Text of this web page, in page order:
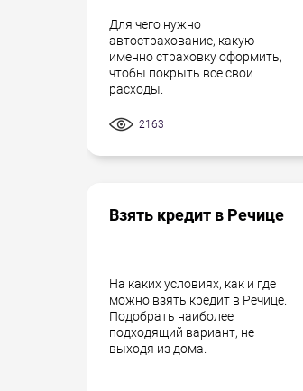
Для чего нужно
автострахование, какую
именно страховку оформить,
чтобы покрыть все свои
расходы.
2163
Взять кредит в Речице
На каких условиях, как и где
можно взять кредит в Речице.
Подобрать наиболее
подходящий вариант, не
выходя из дома.